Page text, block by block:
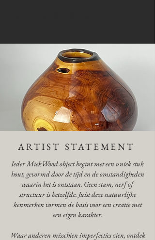
ARTIST STATEMENT
Ieder MiekWood object begint met een uniek stuk
hout, gevormd door de tijd en de omstandigheden
waarin het is ontstaan. Geen stam, nerf of
structuur is hetzelfde. Juist deze natuurlijke
kenmerken vormen de basis voor een creatie met
een eigen karakter.
Waar anderen misschien imperfecties zien, ontdek